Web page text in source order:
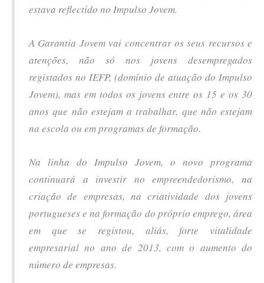
estava reflectido no Impulso Jovem.
A Garantia Jovem vai concentrar os seus recursos e
atenções, não só nos jovens desempregados
registados no IEFP, (domínio de atuação do Impulso
Jovem), mas em todos os jovens entre os 15 e os 30
anos que não estejam a trabalhar, que não estejam
na escola ou em programas de formação.
Na linha do Impulso Jovem, o novo programa
continuará a investir no empreendedorismo, na
criação de empresas, na criatividade dos jovens
portugueses e na formação do próprio emprego, área
em que se registou, aliás, forte vitalidade
empresarial no ano de 2013, com o aumento do
número de empresas.